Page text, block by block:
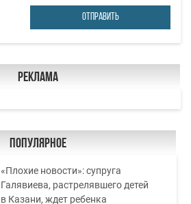
ОТПРАВИТЬ
Реклама
Популярное
«Плохие новости»: супруга
Галявиева, растрелявшего детей
в Казани, ждет ребенка